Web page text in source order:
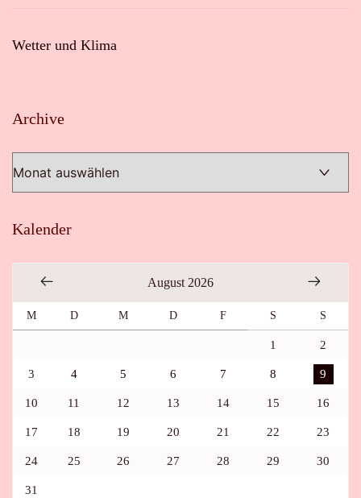
Wetter und Klima
Archive
Kalender
August 2026
M D M D F S S
1 2
3 4 5 6 7 8 9
10 11 12 13 14 15 16
17 18 19 20 21 22 23
24 25 26 27 28 29 30
31